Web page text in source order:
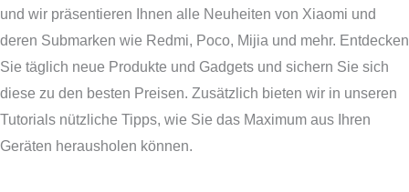
und wir präsentieren Ihnen alle Neuheiten von Xiaomi und
deren Submarken wie Redmi, Poco, Mijia und mehr. Entdecken
Sie täglich neue Produkte und Gadgets und sichern Sie sich
diese zu den besten Preisen. Zusätzlich bieten wir in unseren
Tutorials nützliche Tipps, wie Sie das Maximum aus Ihren
Geräten herausholen können.